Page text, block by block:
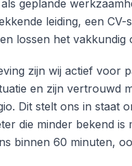
geplande
leiding, een
lossen het vakkundig
zijn wij actief voor
en zijn vertrouwd
Dit stelt ons in staat
die minder bekend is
binnen 60 minuten,